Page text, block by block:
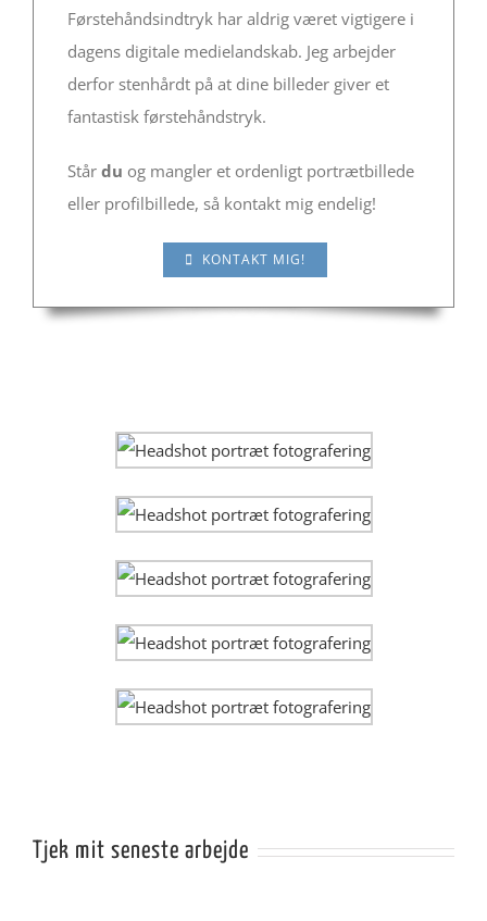
Førstehåndsindtryk har aldrig været vigtigere i
dagens digitale medielandskab. Jeg arbejder
derfor stenhårdt på at dine billeder giver et
fantastisk førstehåndstryk.
Står du og mangler et ordenligt portrætbillede
eller profilbillede, så kontakt mig endelig!
KONTAKT MIG!
Tjek mit seneste arbejde